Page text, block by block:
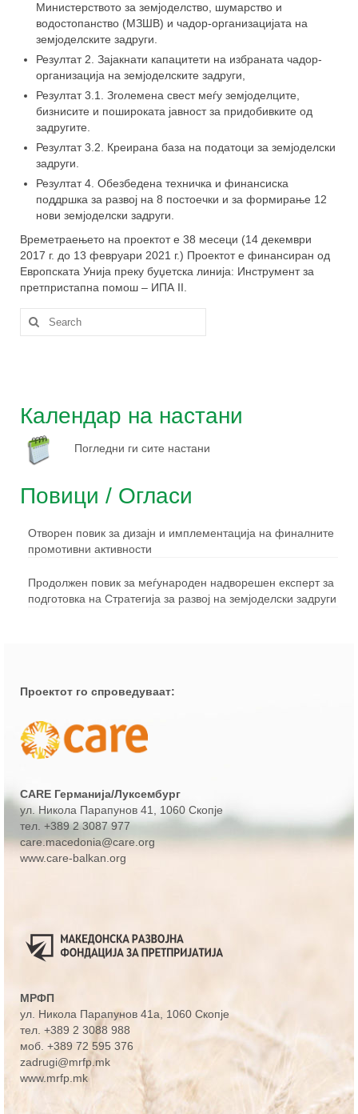
Министерството за земјоделство, шумарство и
водостопанство (МЗШВ) и чадор-организацијата на
земјоделските задруги.
Резултат 2. Зајакнати капацитети на избраната чадор-
организација на земјоделските задруги,
Резултат 3.1. Зголемена свест меѓу земјоделците,
бизнисите и пошироката јавност за придобивките од
задругите.
Резултат 3.2. Креирана база на податоци за земјоделски
задруги.
Резултат 4. Обезбедена техничка и финансиска
поддршка за развој на 8 постоечки и за формирање 12
нови земјоделски задруги.
Времетраењето на проектот е 38 месеци (14 декември
2017 г. до 13 февруари 2021 г.) Проектот е финансиран од
Европската Унија преку буџетска линија: Инструмент за
претпристапна помош – ИПА II.
Search
for:
Календар на настани
Погледни ги сите настани
Повици / Огласи
Отворен повик за дизајн и имплементација на финалните
промотивни активности
Продолжен повик за меѓународен надворешен експерт за
подготовка на Стратегија за развој на земјоделски задруги
Проектот го спроведуваат:
CARE Германија/Луксембург
ул. Никола Парапунов 41
, 1060 Скопје
тел. +389 2 3087 977
care.macedonia@care.org
www.care-balkan.org
МРФП
ул. Никола Парапунов 41а , 1060 Скопје
тел. +389 2 3088 988
моб. +389 72 595 376
zadrugi@mrfp.mk
www.mrfp.mk